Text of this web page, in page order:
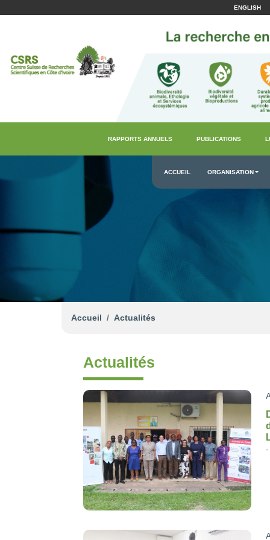
ENGLISH
RAPPORTS ANNUELS PUBLICATIONS
ACCUEIL ORGANISATION
Accueil Actualités
Actualités